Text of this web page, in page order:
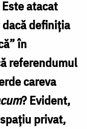
atacat
dacă definiţia
în
referendumul
careva
? Evident,
privat,